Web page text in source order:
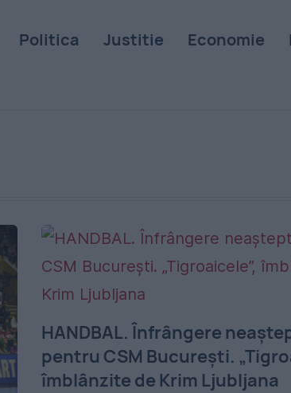
Politica Justitie Economie
HANDBAL. Înfrângere
pentru CSM București.
îmblânzite de Krim Ljubljana